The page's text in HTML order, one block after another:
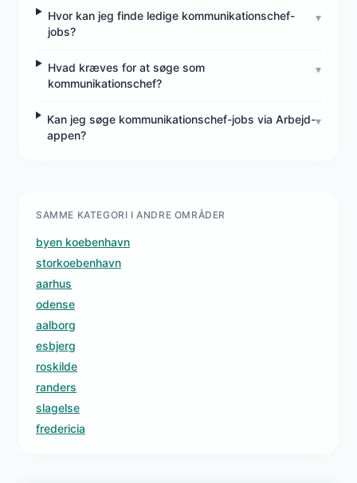
Hvor kan jeg finde ledige kommunikationschef-
jobs?
▾
Hvad kræves for at søge som
kommunikationschef?
▾
Kan jeg søge kommunikationschef-jobs via Arbejd-
appen?
▾
SAMME KATEGORI I ANDRE OMRÅDER
byen koebenhavn
storkoebenhavn
aarhus
odense
aalborg
esbjerg
roskilde
randers
slagelse
fredericia